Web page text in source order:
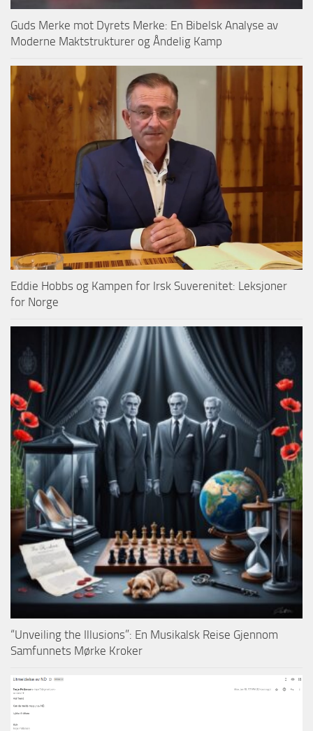
Guds Merke mot Dyrets Merke: En Bibelsk Analyse av
Moderne Maktstrukturer og Åndelig Kamp
Eddie Hobbs og Kampen for Irsk Suverenitet: Leksjoner
for Norge
“Unveiling the Illusions”: En Musikalsk Reise Gjennom
Samfunnets Mørke Kroker